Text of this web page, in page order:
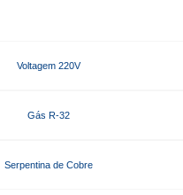
Voltagem 220V
Gás R-32
Serpentina de Cobre